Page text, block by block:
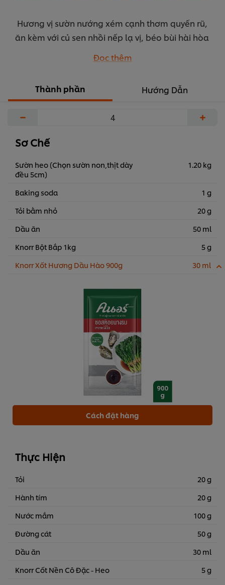
Hương vị sườn nướng xém cạnh thơm quyến rũ,
ăn kèm với củ sen nhồi nếp lạ vị, béo bùi hài hòa
mềm lòng cả những thực khách khó tính nhất.
Đọc thêm
Thành phần Hướng Dẫn
− +
Sơ Chế
Sườn heo (Chọn sườn non,thịt dày
đều 5cm)
1.20 kg
Baking soda
1 g
Tỏi bằm nhỏ
20 g
Dầu ăn
50 ml
Knorr Bột Bắp 1kg
5 g
Knorr Xốt Hương Dầu Hào 900g
30 ml
Cách đặt hàng
Thực Hiện
Tỏi
20 g
Hành tím
20 g
Nước mắm
100 g
Đường cát
50 g
Dầu ăn
30 ml
Knorr Cốt Nền Cô Đặc - Heo
5 g